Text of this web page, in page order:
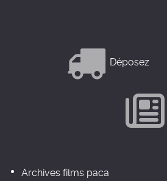
Déposez
Archives films paca